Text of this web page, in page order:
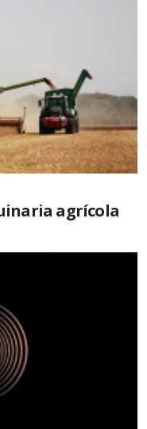
agrícola